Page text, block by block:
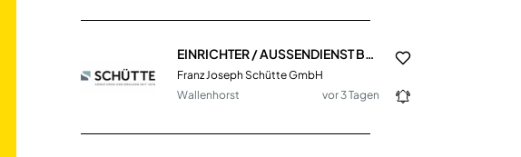
Franz Joseph Schütte GmbH
Wallenhorst
vor 3 Tagen